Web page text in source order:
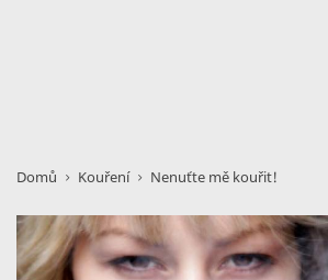
Domů Kouření Nenuťte mě kouřit!